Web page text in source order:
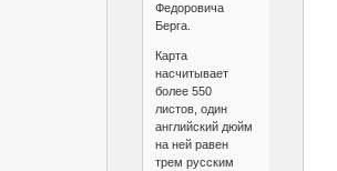
Федоровича
Берга.
Карта
насчитывает
более 550
листов, один
английский дюйм
на ней равен
трем русским